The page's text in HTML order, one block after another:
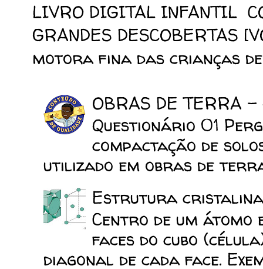
LIVRO DIGITAL INFANTIL
GRANDES DESCOBERTAS
motora fina das crianças
OBRAS DE TERRA -
Questionário 01
compactação de
utilizado em obras de
Estrutura cristalina
Centro de um átomo
faces do cubo
diagonal de cada face.